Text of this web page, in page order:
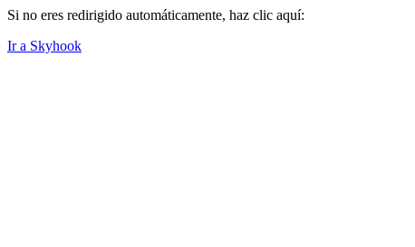
Si no eres redirigido automáticamente, haz clic aquí:
Ir a Skyhook